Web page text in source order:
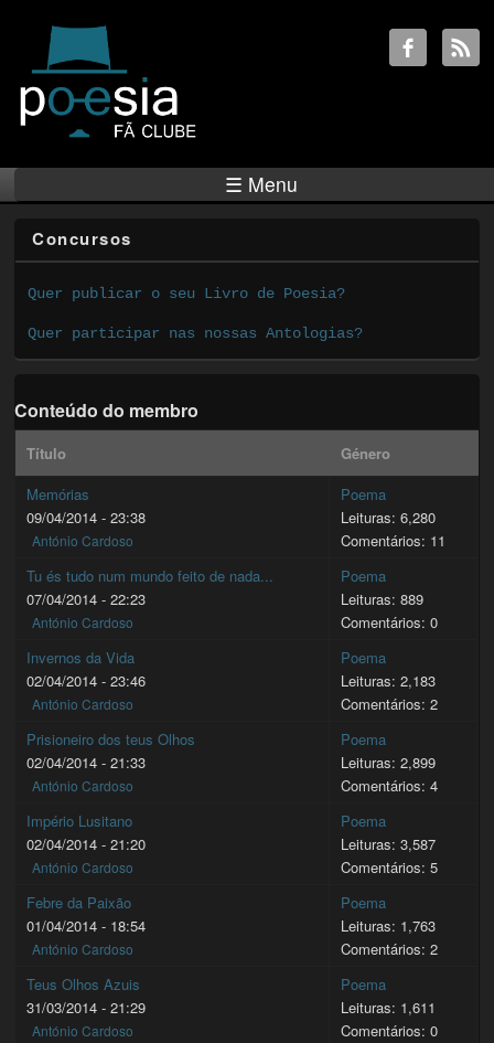
☰ Menu
Concursos
Quer publicar o seu Livro de Poesia?
Quer participar nas nossas Antologias?
Conteúdo do membro
Título
Género
Memórias
09/04/2014 - 23:38
António Cardoso
Poema
Leituras: 6,280
Comentários: 11
Tu és tudo num mundo feito de nada...
07/04/2014 - 22:23
António Cardoso
Poema
Leituras: 889
Comentários: 0
Invernos da Vida
02/04/2014 - 23:46
António Cardoso
Poema
Leituras: 2,183
Comentários: 2
Prisioneiro dos teus Olhos
02/04/2014 - 21:33
António Cardoso
Poema
Leituras: 2,899
Comentários: 4
Império Lusitano
02/04/2014 - 21:20
António Cardoso
Poema
Leituras: 3,587
Comentários: 5
Febre da Paixão
01/04/2014 - 18:54
António Cardoso
Poema
Leituras: 1,763
Comentários: 2
Teus Olhos Azuis
31/03/2014 - 21:29
António Cardoso
Poema
Leituras: 1,611
Comentários: 0